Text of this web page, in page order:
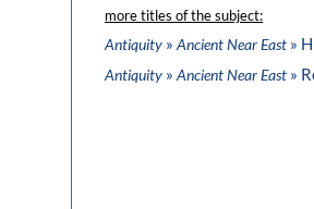
more titles of the subject:
Antiquity » Ancient Near East »
Antiquity » Ancient Near East »